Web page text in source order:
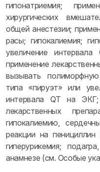
гипонатриемия;
хирургических
общей анестезии;
расы; гипокалиемия;
увеличение
применение
вызывать
типа «пируэт» или
интервала QT на ЭКГ;
лекарственных
гипокалиемию,
реакции на пенициллин
гиперурикемия;
анамнезе (см. Особые